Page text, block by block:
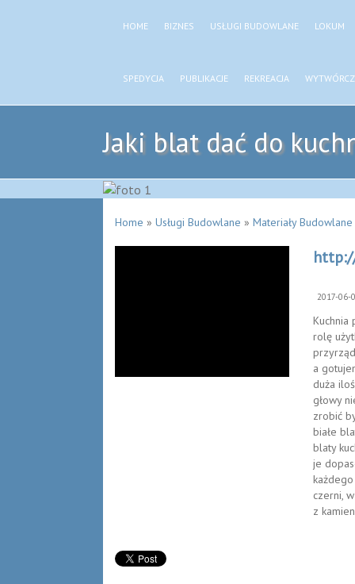
HOME BIZNES USŁUGI BUDOWLANE LOKUM
SPEDYCJA PUBLIKACJE REKREACJA
Jaki blat dać do
Home » Usługi Budowlane » Materiały Budowlane
2017-06-
Kuchnia
rolę
a
duża
głowy
zrobić
białe
blaty
je
czerni,
z